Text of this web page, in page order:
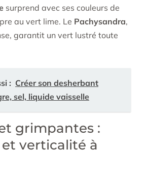
surprend avec ses couleurs de
au vert lime. Le Pachysandra,
garantit un vert lustré toute
: Créer son desherbant
sel, liquide vaisselle
grimpantes :
verticalité à